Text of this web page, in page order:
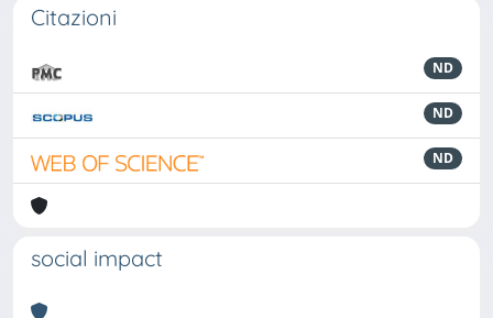
Citazioni
ND
ND
ND
social impact